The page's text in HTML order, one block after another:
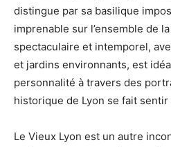
distingue par sa basilique
imprenable sur l’ensemble de
spectaculaire et intemporel,
et jardins environnants, est
personnalité à travers des
historique de Lyon se fait sentir
Le Vieux Lyon est un autre